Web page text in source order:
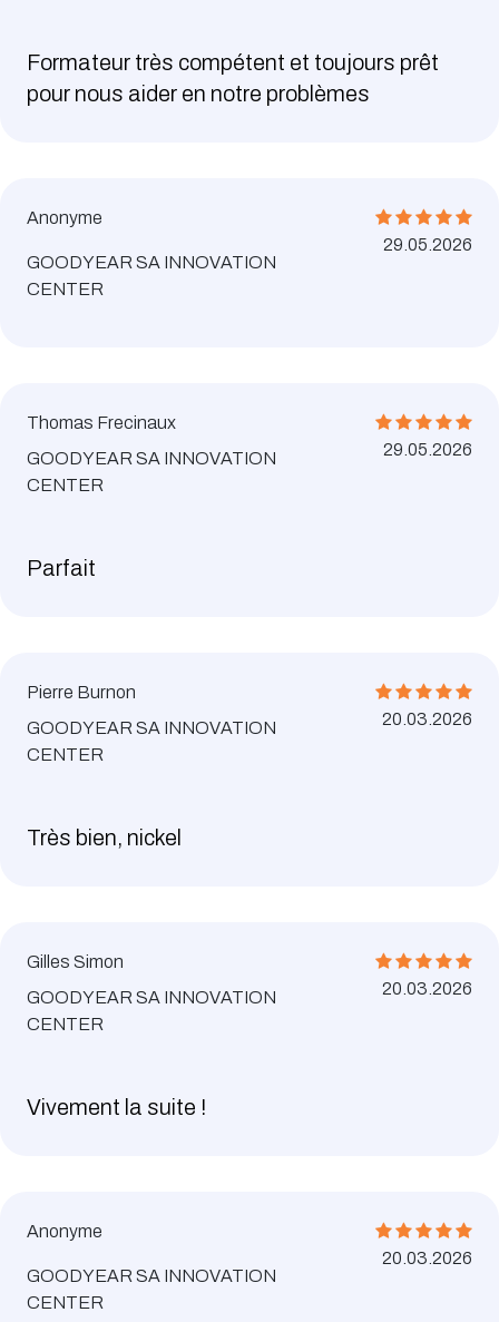
Formateur très compétent et toujours prêt
pour nous aider en notre problèmes
Anonyme
GOODYEAR SA INNOVATION
CENTER
29.05.2026
Thomas Frecinaux
GOODYEAR SA INNOVATION
CENTER
29.05.2026
Parfait
Pierre Burnon
GOODYEAR SA INNOVATION
CENTER
20.03.2026
Très bien, nickel
Gilles Simon
GOODYEAR SA INNOVATION
CENTER
20.03.2026
Vivement la suite !
Anonyme
GOODYEAR SA INNOVATION
CENTER
20.03.2026